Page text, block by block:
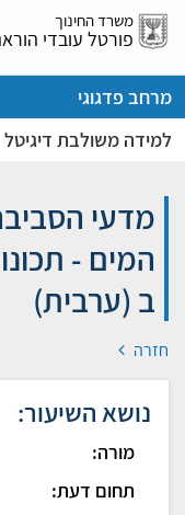
דלג
אל
משרד החינוך
פורטל עובדי
מרחב פדגוגי
למידה משולבת דיגיטל
מדעי
המים -
ב (ערבית)
חזרה
נושא השיעור:
מורה:
תחום דעת: